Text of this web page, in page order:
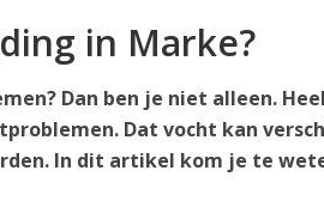
in Marke?
Dan ben je niet alleen.
Dat vocht kan
In dit artikel kom je te